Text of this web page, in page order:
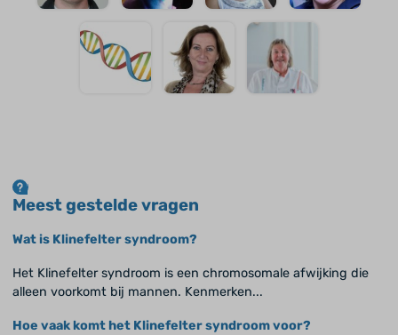
Meest gestelde vragen
Wat is Klinefelter syndroom?
Het Klinefelter syndroom is een chromosomale afwijking die
alleen voorkomt bij mannen. Kenmerken...
Hoe vaak komt het Klinefelter syndroom voor?